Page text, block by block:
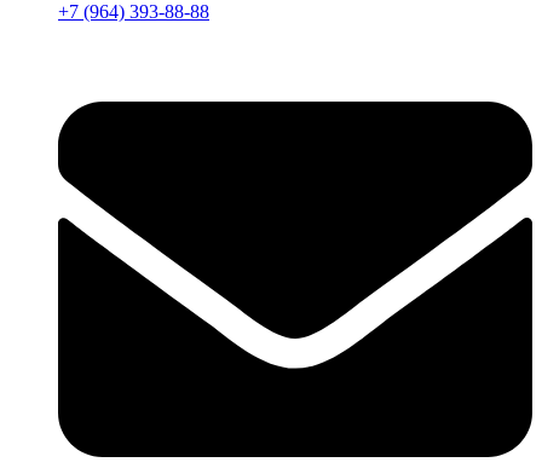
+7 (964) 393-88-88